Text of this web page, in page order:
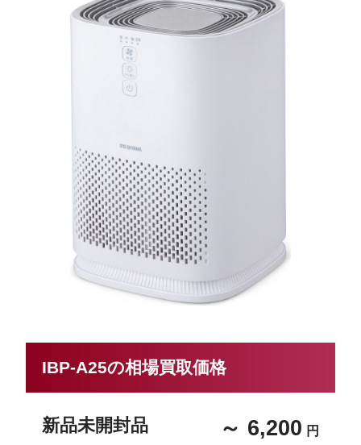
IBP-A25の相場買取価格
新品未開封品 ～ 6,200 円